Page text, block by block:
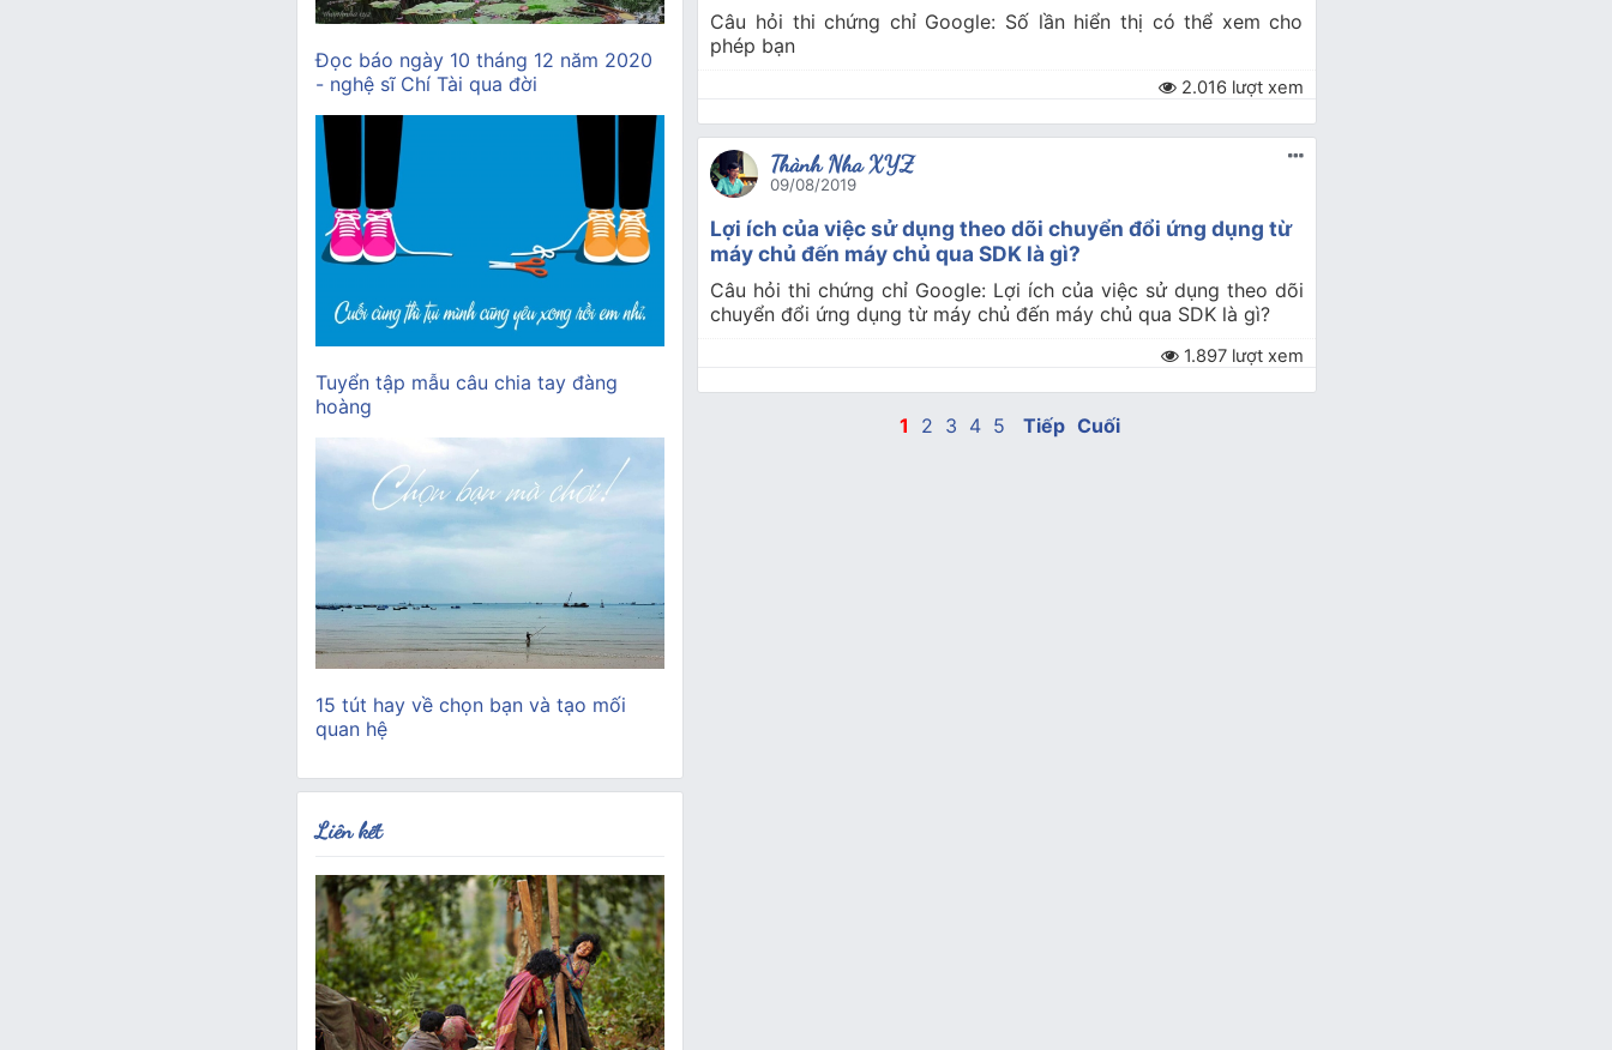
Câu hỏi thi chứng chỉ Google: Số lần hiển thị có thể xem cho
phép bạn
2.016 lượt xem
Thành Nha XYZ
09/08/2019
Lợi ích của việc sử dụng theo dõi chuyển đổi ứng dụng từ
máy chủ đến máy chủ qua SDK là gì?
Câu hỏi thi chứng chỉ Google: Lợi ích của việc sử dụng theo dõi
chuyển đổi ứng dụng từ máy chủ đến máy chủ qua SDK là gì?
1.897 lượt xem
1 2 3 4 5 Tiếp Cuối
Đọc báo ngày 10 tháng 12 năm 2020
- nghệ sĩ Chí Tài qua đời
Tuyển tập mẫu câu chia tay đàng
hoàng
15 tút hay về chọn bạn và tạo mối
quan hệ
Liên kết